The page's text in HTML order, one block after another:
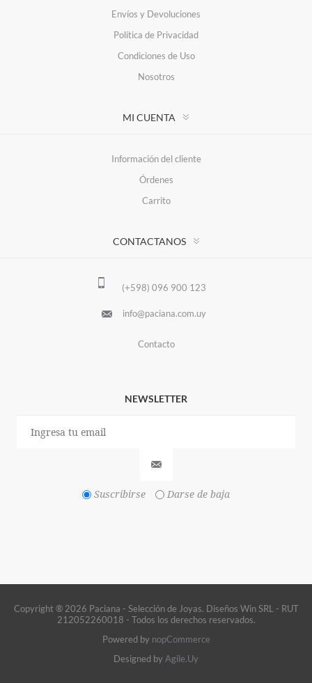
Envíos y Devoluciones
Política de Privacidad
Condiciones de Uso
Nosotros
MI CUENTA
Información del cliente
Órdenes
Carrito
CONTACTANOS
(+598) 096 900 123
info@paciana.com.uy
Contacto
NEWSLETTER
Suscribirse Darse de baja
Copyright ® 2026 Paciana - Selección de Joyas. Diseños Win SRL - RUT
212052260018 - Todos los derechos reservados.
Powered by nopCommerce
Designed byAgile.Uy